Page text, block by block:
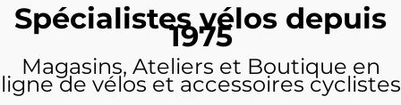
Spécialistes vélos depuis
1975
Magasins, Ateliers et Boutique en
ligne de vélos et accessoires cyclistes